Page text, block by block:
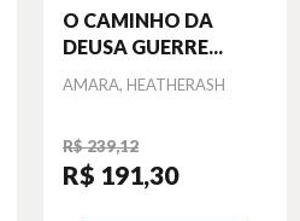
O CAMINHO DA
DEUSA GUERRE...
Autor
AMARA, HEATHERASH
R$ 239,12
R$ 191,30